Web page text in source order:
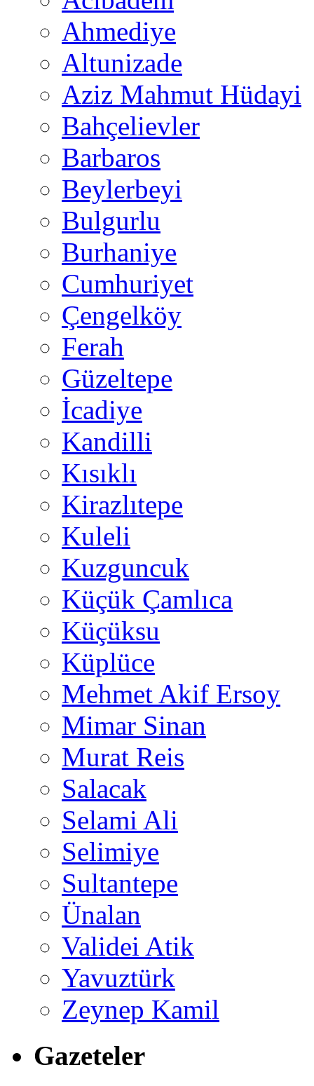
Ahmediye
Altunizade
Aziz Mahmut Hüdayi
Bahçelievler
Barbaros
Beylerbeyi
Bulgurlu
Burhaniye
Cumhuriyet
Çengelköy
Ferah
Güzeltepe
İcadiye
Kandilli
Kısıklı
Kirazlıtepe
Kuleli
Kuzguncuk
Küçük Çamlıca
Küçüksu
Küplüce
Mehmet Akif Ersoy
Mimar Sinan
Murat Reis
Salacak
Selami Ali
Selimiye
Sultantepe
Ünalan
Validei Atik
Yavuztürk
Zeynep Kamil
Gazeteler